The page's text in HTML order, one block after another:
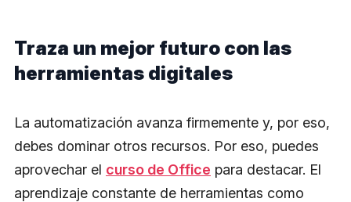
Traza un mejor futuro con las
herramientas digitales
La automatización avanza firmemente y, por eso,
debes dominar otros recursos. Por eso, puedes
aprovechar el curso de Office para destacar. El
aprendizaje constante de herramientas como